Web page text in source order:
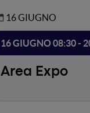
16 GIUGNO
16 GIUGNO 08:30 -
Area Expo